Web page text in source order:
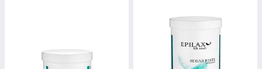
Мультибрендовий асортимент засобів та